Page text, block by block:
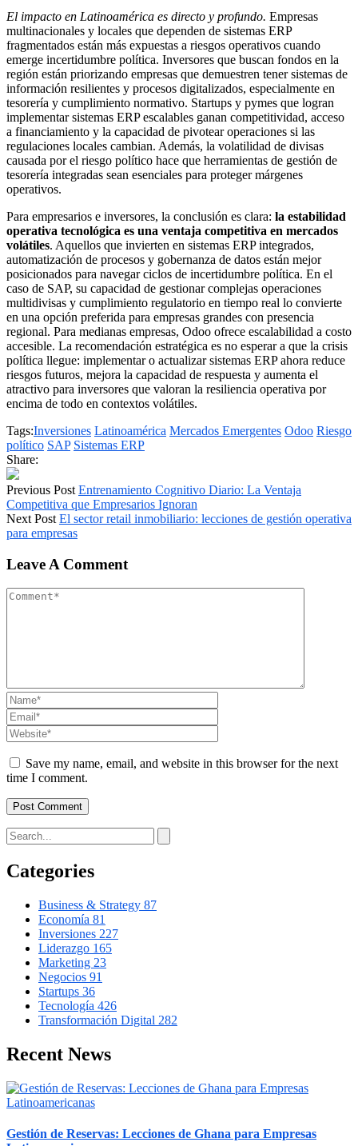
El impacto en Latinoamérica es directo y profundo. Empresas
multinacionales y locales que dependen de sistemas ERP
fragmentados están más expuestas a riesgos operativos cuando
emerge incertidumbre política. Inversores que buscan fondos en la
región están priorizando empresas que demuestren tener sistemas de
información resilientes y procesos digitalizados, especialmente en
tesorería y cumplimiento normativo. Startups y pymes que logran
implementar sistemas ERP escalables ganan competitividad, acceso
a financiamiento y la capacidad de pivotear operaciones si las
regulaciones locales cambian. Además, la volatilidad de divisas
causada por el riesgo político hace que herramientas de gestión de
tesorería integradas sean esenciales para proteger márgenes
operativos.
Para empresarios e inversores, la conclusión es clara: la estabilidad
operativa tecnológica es una ventaja competitiva en mercados
volátiles. Aquellos que invierten en sistemas ERP integrados,
automatización de procesos y gobernanza de datos están mejor
posicionados para navegar ciclos de incertidumbre política. En el
caso de SAP, su capacidad de gestionar complejas operaciones
multidivisas y cumplimiento regulatorio en tiempo real lo convierte
en una opción preferida para empresas grandes con presencia
regional. Para medianas empresas, Odoo ofrece escalabilidad a costo
accesible. La recomendación estratégica es no esperar a que la crisis
política llegue: implementar o actualizar sistemas ERP ahora reduce
riesgos futuros, mejora la capacidad de respuesta y aumenta el
atractivo para inversores que valoran la resiliencia operativa por
encima de todo en contextos volátiles.
Tags:Inversiones Latinoamérica Mercados Emergentes Odoo Riesgo
político SAP Sistemas ERP
Share:
Previous Post Entrenamiento Cognitivo Diario: La Ventaja
Competitiva que Empresarios Ignoran
Next Post El sector retail inmobiliario: lecciones de gestión operativa
para empresas
Leave A Comment
Save my name, email, and website in this browser for the next
time I comment.
Categories
Business & Strategy 87
Economía 81
Inversiones 227
Liderazgo 165
Marketing 23
Negocios 91
Startups 36
Tecnología 426
Transformación Digital 282
Recent News
Gestión de Reservas: Lecciones de Ghana para Empresas